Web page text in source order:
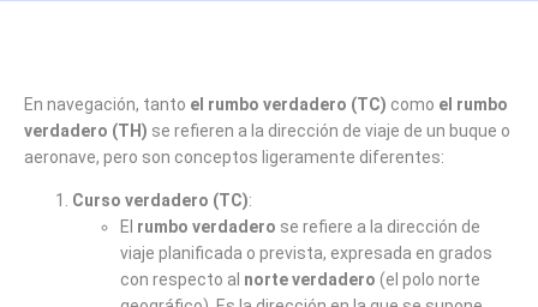
En navegación, tanto el rumbo verdadero (TC) como el rumbo
verdadero (TH) se refieren a la dirección de viaje de un buque o
aeronave, pero son conceptos ligeramente diferentes:
Curso verdadero (TC):
El rumbo verdadero se refiere a la dirección de
viaje planificada o prevista, expresada en grados
con respecto al norte verdadero (el polo norte